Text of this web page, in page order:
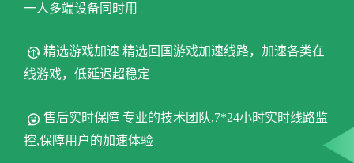
一人多端设备同时用
精选游戏加速 精选回国游戏加速线路，加速各类在
线游戏，低延迟超稳定
售后实时保障 专业的技术团队,7*24小时实时线路监
控,保障用户的加速体验